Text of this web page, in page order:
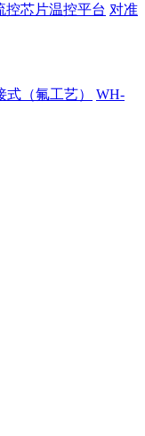
控芯片温控平台 对准
式（氟工艺）
WH-